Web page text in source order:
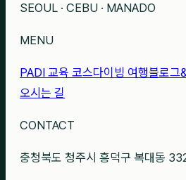
SEOUL · CEBU · MANADO
MENU
PADI 교육 코스다이빙 여행블로그
오시는 길
CONTACT
충청북도 청주시 흥덕구 복대동